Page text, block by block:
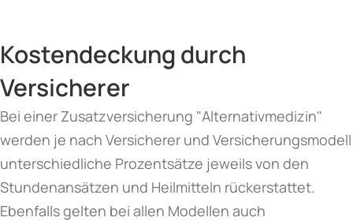
Kostendeckung durch
Versicherer
Bei einer Zusatzversicherung "Alternativmedizin"
werden je nach Versicherer und Versicherungsmodell
unterschiedliche Prozentsätze jeweils von den
Stundenansätzen und Heilmitteln rückerstattet.
Ebenfalls gelten bei allen Modellen auch